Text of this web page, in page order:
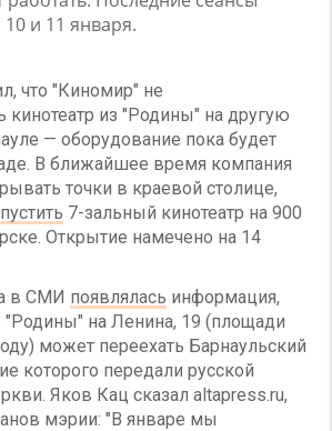
10 и 11 января.
что "Киномир" не
кинотеатр из "Родины" на другую
— оборудование пока будет
В ближайшее время компания
точки в краевой столице,
7-зальный кинотеатр на 900
Открытие намечено на 14
в СМИ появлялась информация,
на Ленина, 19 (площади
может переехать Барнаульский
которого передали русской
Яков Кац сказал altapress.ru,
мэрии: "В январе мы